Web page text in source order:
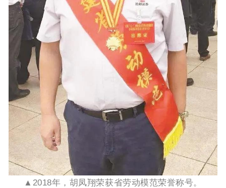
▲2018年，胡凤翔荣获省劳动模范荣誉称号。